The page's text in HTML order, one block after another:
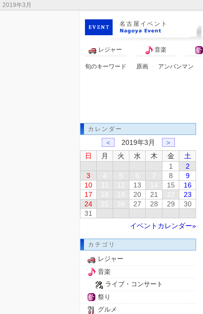
2019年3月
名古屋イベント
レジャー 音楽
旬のキーワード 原画 アンパンマン
カレンダー
＜ 2019年3月
＞
日
月 火 水 木 金
土
1
2
3
4 5 6 7 8
9
10
12 13 14 15
16
17
18 19 20 21 22
23
24
25 26 27 28 29
30
31
イベントカレンダー»
カテゴリ
レジャー
音楽
ライブ・コンサート
祭り
グルメ